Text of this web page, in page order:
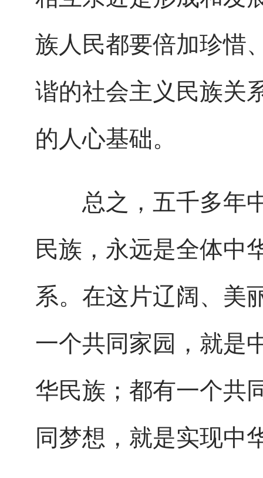
族人民都要倍加珍惜
谐的社会主义民族关
的人心基础。
总之，五千多年中
民族，永远是全体中
系。在这片辽阔、美
一个共同家园，就是
华民族；都有一个共
同梦想，就是实现中